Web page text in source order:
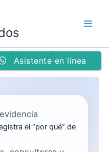
el “por qué” de
Asistente en línea